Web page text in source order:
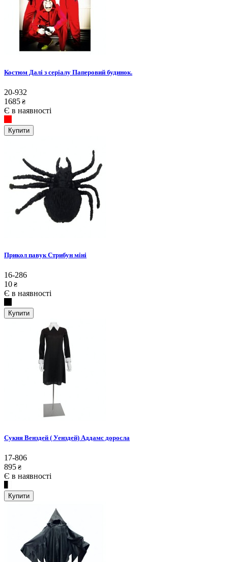
Костюм Далі з серіалу Паперовий будинок.
20-932
1685 ₴
Є в наявності
Купити
Прикол павук Стрибун міні
16-286
10 ₴
Є в наявності
Купити
Сукня Венздей ( Уенздей) Аддамс доросла
17-806
895 ₴
Є в наявності
Купити